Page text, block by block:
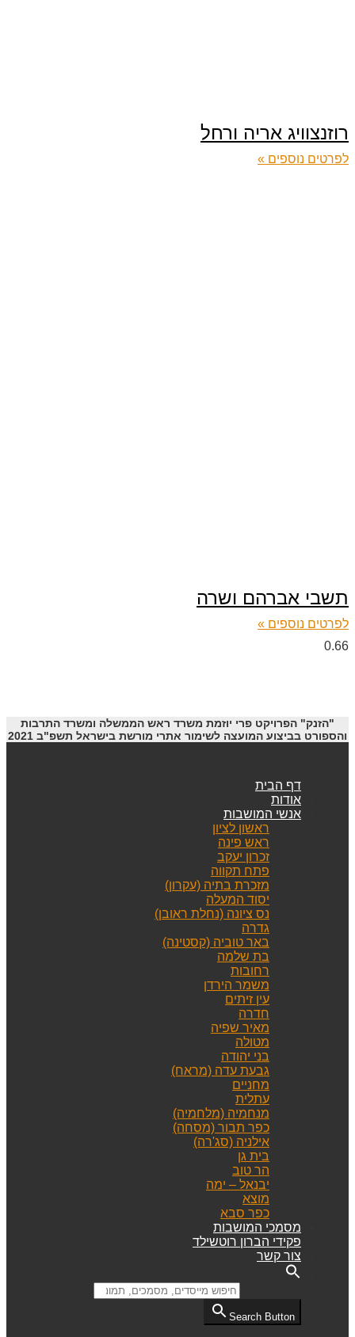
רוזנצוויג אריה ורחל
לפרטים נוספים »
תשבי אברהם ושרה
לפרטים נוספים »
"הזנק" הפרויקט פרי יוזמת משרד ראש הממשלה ומשרד התרבות
והספורט בביצוע המועצה לשימור אתרי מורשת בישראל תשפ"ב 2021
דף הבית
אודות
אנשי המושבות
ראשון לציון
ראש פינה
זכרון יעקב
פתח תקווה
מזכרת בתיה (עקרון)
יסוד המעלה
נס ציונה (נחלת ראובן)
גדרה
באר טוביה (קסטינה)
בת שלמה
רחובות
משמר הירדן
עין זיתים
חדרה
מאיר שפיה
מטולה
בני יהודה
גבעת עדה (מראח)
מחניים
עתלית
מנחמיה (מלחמיה)
כפר תבור (מסחה)
אילניה (סג'רה)
בית גן
הר טוב
יבנאל – ימה
מוצא
כפר סבא
מסמכי המושבות
פקידי הברון רוטשילד
צור קשר
Search Button